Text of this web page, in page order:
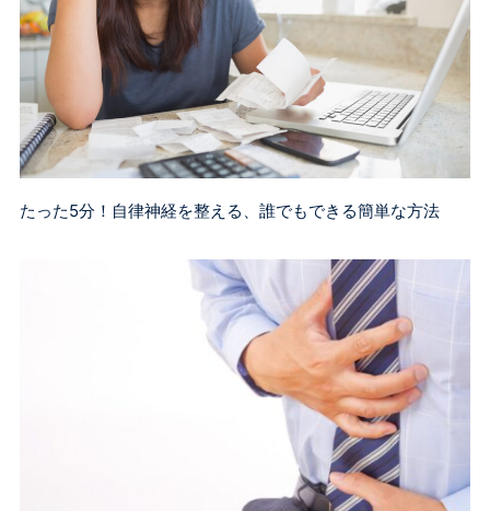
たった5分！自律神経を整える、誰でもできる簡単な方法